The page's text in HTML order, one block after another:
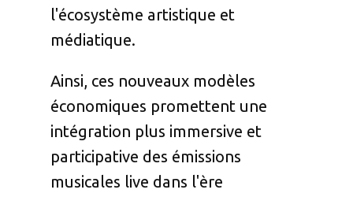
l'écosystème artistique et
médiatique.
Ainsi, ces nouveaux modèles
économiques promettent une
intégration plus immersive et
participative des émissions
musicales live dans l'ère